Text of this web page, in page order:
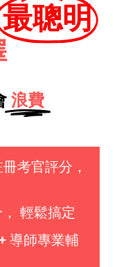
最聰明
浪費
考官評分，
輕鬆搞定
導師專業輔